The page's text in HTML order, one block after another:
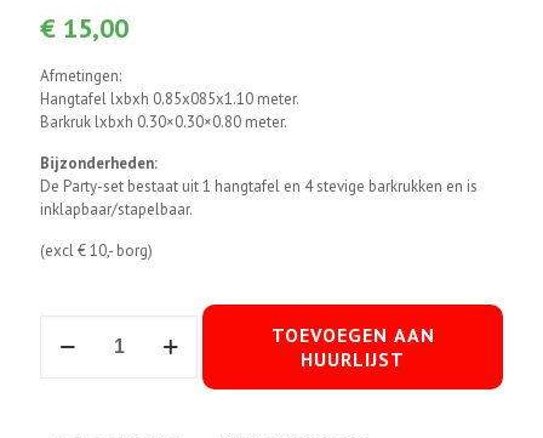
€ 15,00
Afmetingen:
Hangtafel lxbxh 0.85x085x1.10 meter.
Barkruk lxbxh 0.30×0.30×0.80 meter.
Bijzonderheden:
De Party-set bestaat uit 1 hangtafel en 4 stevige barkrukken en is
inklapbaar/stapelbaar.
(excl € 10,- borg)
TOEVOEGEN AAN
HUURLIJST